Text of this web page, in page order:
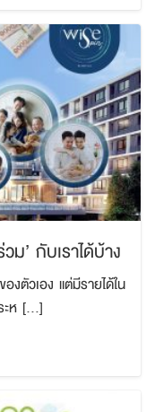
’ กับเราได้บ้าง
งตัวเอง แต่มีรายได้ใน
ะห […]